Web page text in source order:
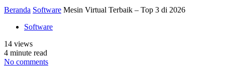
Beranda Software Mesin Virtual Terbaik – Top 3 di 2026
Software
14 views
4 minute read
No comments